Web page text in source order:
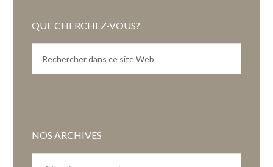
QUE CHERCHEZ-VOUS?
NOS ARCHIVES